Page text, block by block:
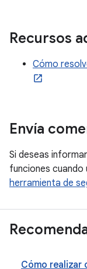
Recursos
Cómo
Envía
Si deseas
funciones
herramienta de
Cómo realizar